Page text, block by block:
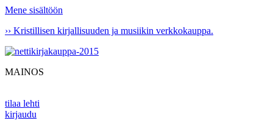
Mene sisältöön
›› Kristillisen kirjallisuuden ja musiikin verkkokauppa.
MAINOS
tilaa lehti
kirjaudu